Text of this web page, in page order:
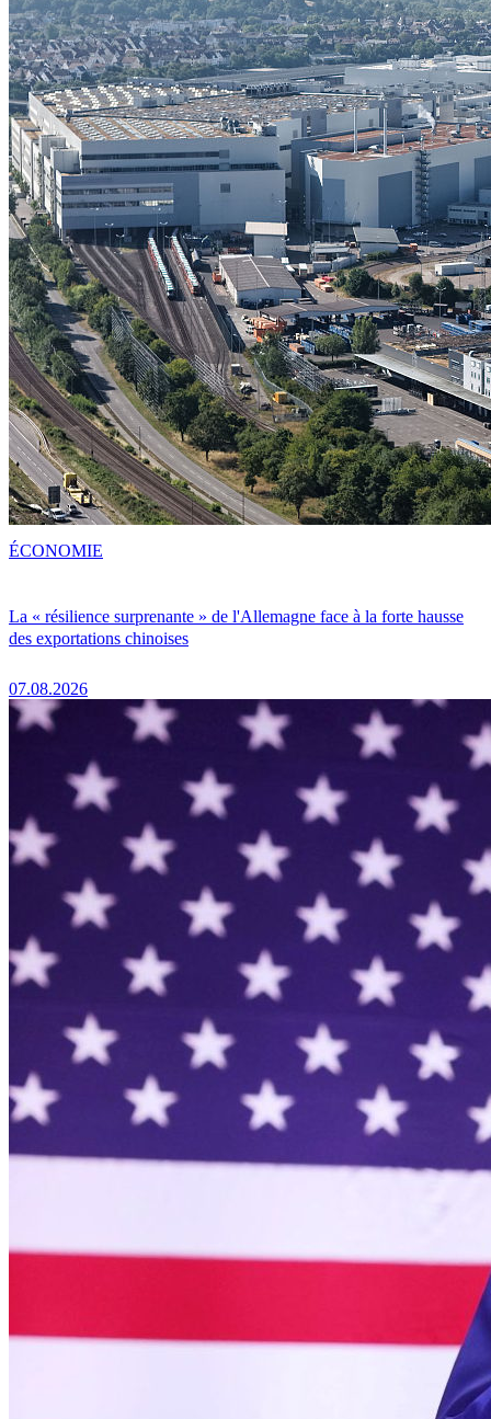
La « résilience surprenante » de l'Allemagne face à la forte hausse
des exportations chinoises
07.08.2026
ÉCONOMIE